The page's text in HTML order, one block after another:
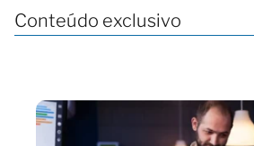
Conteúdo exclusivo